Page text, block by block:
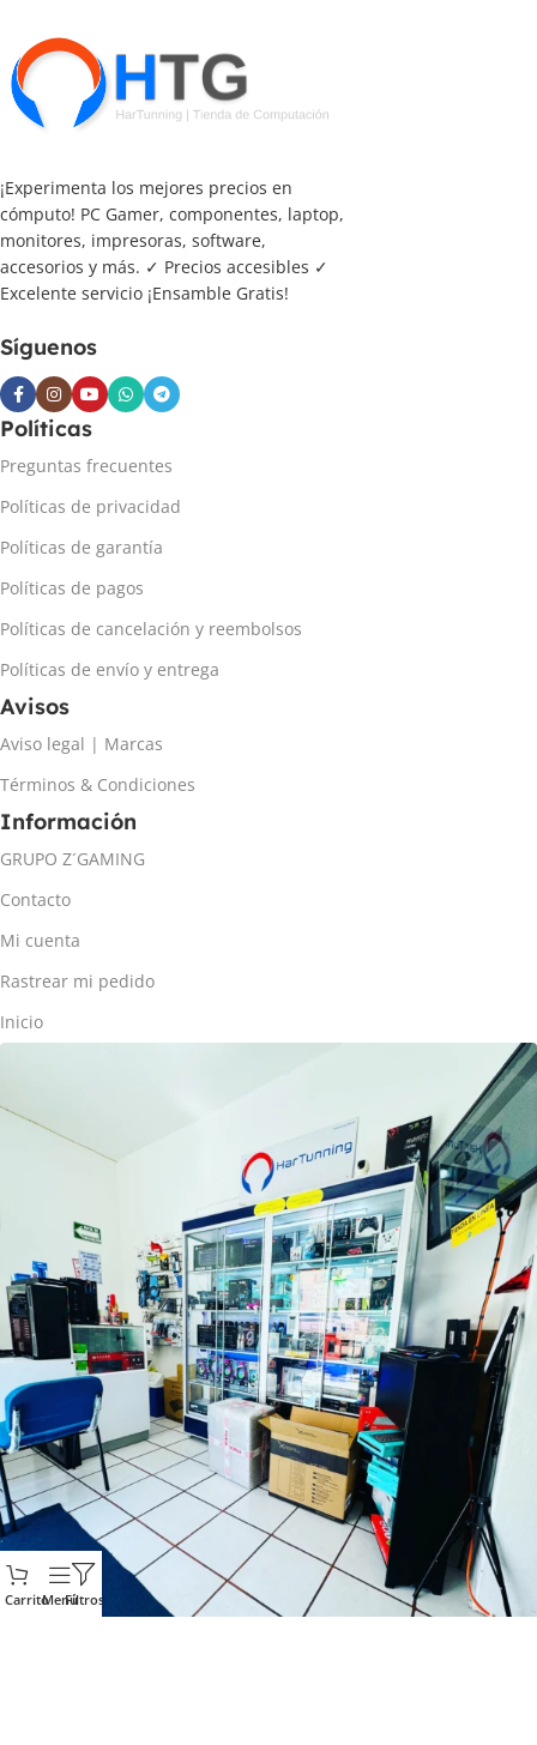
¡Experimenta los mejores precios en
cómputo! PC Gamer, componentes, laptop,
monitores, impresoras, software,
accesorios y más. ✓ Precios accesibles ✓
Excelente servicio ¡Ensamble Gratis!
Síguenos
Políticas
Preguntas frecuentes
Políticas de privacidad
Políticas de garantía
Políticas de pagos
Políticas de cancelación y reembolsos
Políticas de envío y entrega
Avisos
Aviso legal | Marcas
Términos & Condiciones
Información
GRUPO Z´GAMING
Contacto
Mi cuenta
Rastrear mi pedido
Inicio
CarritoMenúFiltros